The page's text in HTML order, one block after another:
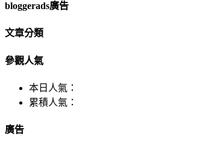
bloggerads廣告
文章分類
參觀人氣
本日人氣：
累積人氣：
廣告